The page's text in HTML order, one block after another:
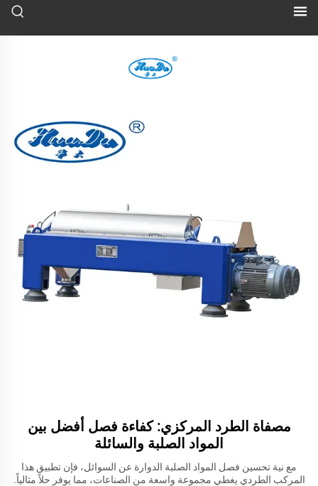
مصفاة الطرد المركزي: كفاءة فصل أفضل بين
المواد الصلبة والسائلة
مع نية تحسين فصل المواد الصلبة الدوارة عن السوائل، فإن تطبيق هذا
المركب الطردي يغطي مجموعة واسعة من الصناعات، مما يوفر حلاً مثالياً.